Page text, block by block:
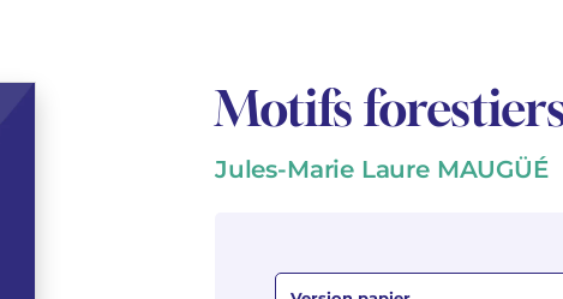
Motifs
Jules-Marie Laure MAUGÜÉ